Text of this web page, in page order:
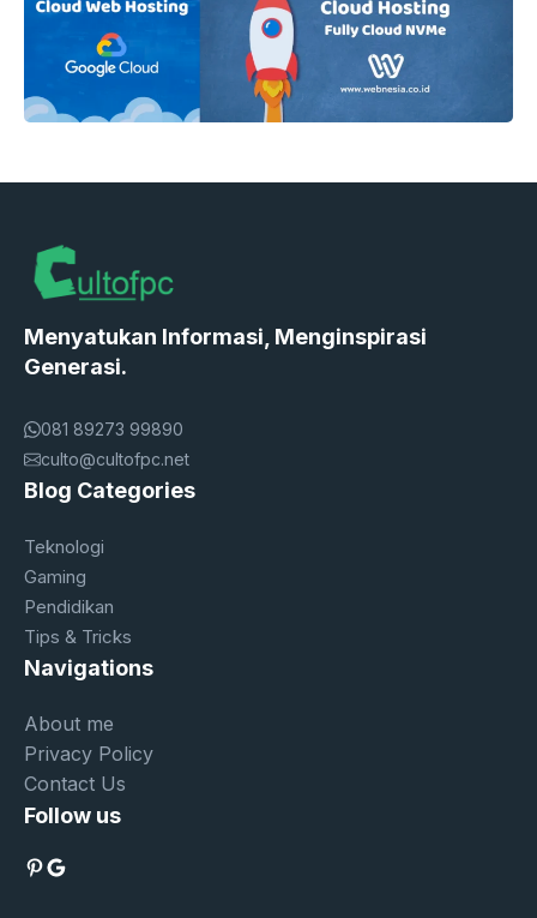
Menyatukan Informasi, Menginspirasi
Generasi.
081 89273 99890
culto@cultofpc.net
Blog Categories
Teknologi
Gaming
Pendidikan
Tips & Tricks
Navigations
About me
Privacy Policy
Contact Us
Follow us
Pinterest
Google